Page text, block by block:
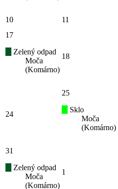
10 11
17
Zelený odpad
Moča
(Komárno)
18
24
25
Sklo
Moča
(Komárno)
31
Zelený odpad
Moča
(Komárno)
1